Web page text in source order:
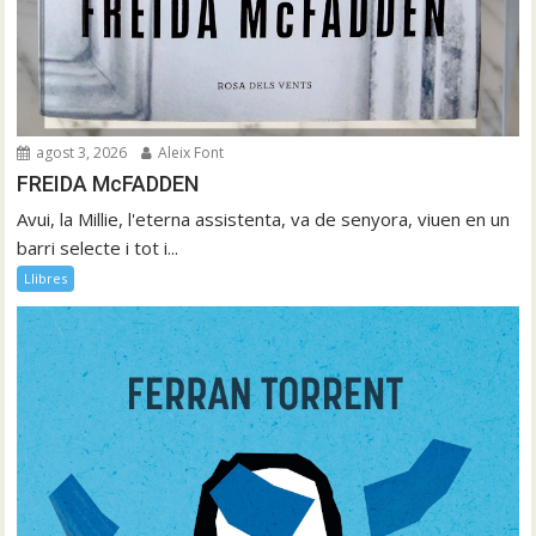
agost 3, 2026 Aleix Font
FREIDA McFADDEN
Avui, la Millie, l'eterna assistenta, va de senyora, viuen en un
barri selecte i tot i...
Llibres